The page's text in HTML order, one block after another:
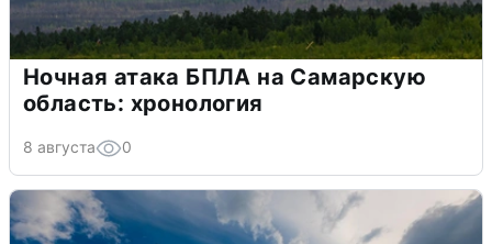
Ночная атака БПЛА на Самарскую
область: хронология
8 августа 0